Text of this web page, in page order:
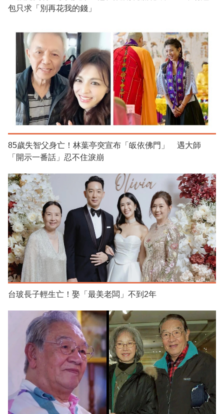
包只求「別再花我的錢」
85歲失智父身亡！林葉亭突宣布「皈依佛門」 遇大師
「開示一番話」忍不住淚崩
台玻長子輕生亡！娶「最美老闆」不到2年